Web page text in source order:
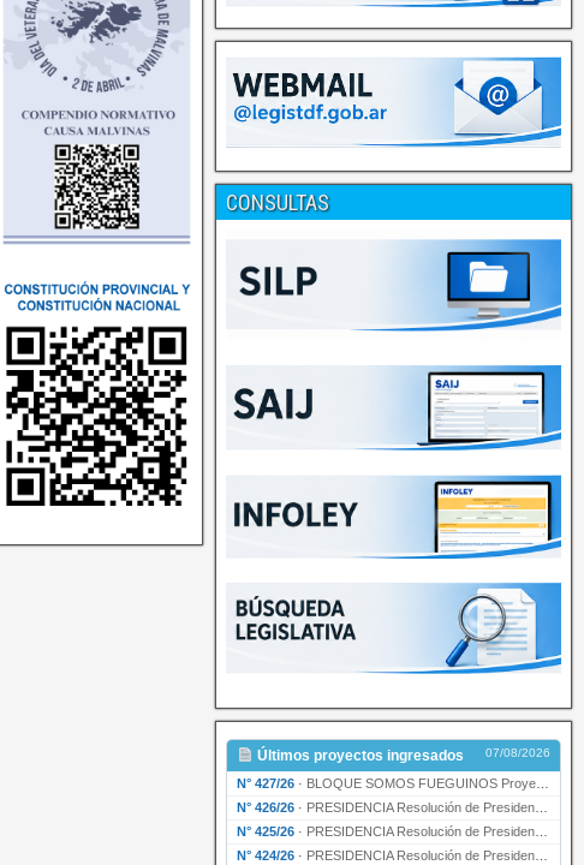
CONSULTAS
Últimos proyectos ingresados 07/08/2026
N° 427/26 · BLOQUE SOMOS FUEGUINOS Proyecto de Declaración declarando de interés provincial PRESIDENCI…
N° 426/26 · PRESIDENCIA Resolución de Presidencia N° 216/26 declarando de interés provincial la labor …
N° 425/26 · PRESIDENCIA Resolución de Presidencia N° 212/26 declarando de interés provincial el “50° A…
N° 424/26 · PRESIDENCIA Resolución de Presidencia Nº 210/26 declarando de interés provincial el proyec…